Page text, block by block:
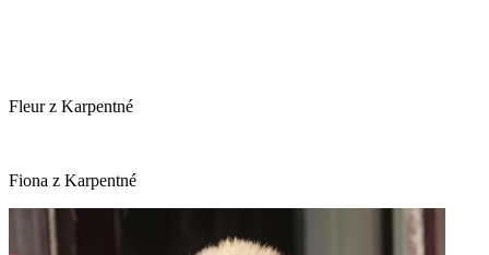
Fleur z Karpentné
Fiona z Karpentné